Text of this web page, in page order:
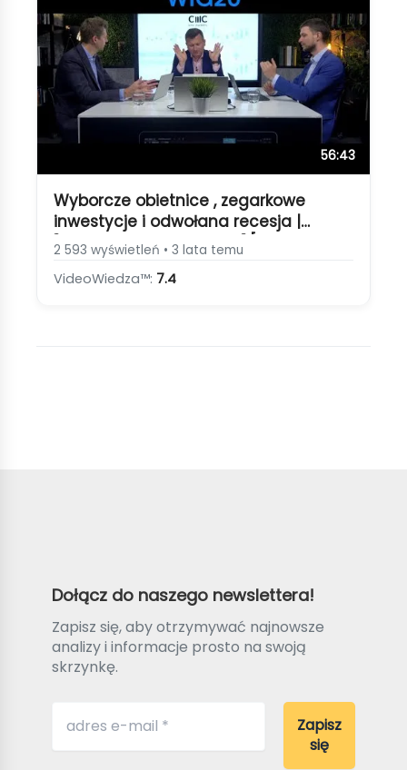
56:43
Wyborcze obietnice , zegarkowe
inwestycje i odwołana recesja |
"Rozmowy Spekulowane" [Temat
Modyfikatora]
2 593 wyświetleń • 3 lata temu
VideoWiedza™: 7.4
Dołącz do naszego newslettera!
Zapisz się, aby otrzymywać najnowsze
analizy i informacje prosto na swoją
skrzynkę.